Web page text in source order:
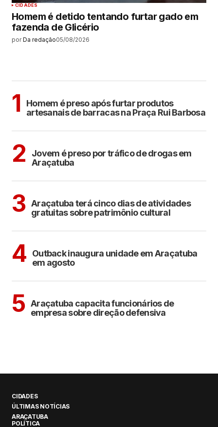
CIDADES
Homem é detido tentando furtar gado em
fazenda de Glicério
por Da redação05/08/2026
1
Homem é preso após furtar produtos
artesanais de barracas na Praça Rui Barbosa
2
Jovem é preso por tráfico de drogas em
Araçatuba
3 Araçatuba terá cinco dias de atividades
gratuitas sobre patrimônio cultural
4
Outback inaugura unidade em Araçatuba
em agosto
5 Araçatuba capacita funcionários de
empresa sobre direção defensiva
CIDADES
ÚLTIMAS NOTÍCIAS
ARAÇATUBA
POLÍTICA